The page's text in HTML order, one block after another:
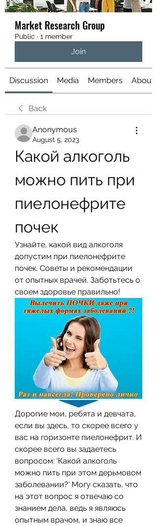
Market Research Group
Public · 1 member
Join
Discussion Media Members About
Back
Anonymous
August 5, 2023
Какой алкоголь
можно пить при
пиелонефрите
почек
Узнайте, какой вид алкоголя
допустим при пиелонефрите
почек. Советы и рекомендации
от опытных врачей. Заботьтесь о
своем здоровье правильно!
Дорогие мои, ребята и девчата,
если вы здесь, то скорее всего у
вас на горизонте пиелонефрит. И
скорее всего вы задаетесь
вопросом: 'Какой алкоголь
можно пить при этом дерьмовом
заболевании?' Могу сказать, что
на этот вопрос я отвечаю со
знанием дела, ведь я являюсь
опытным врачом, и знаю все